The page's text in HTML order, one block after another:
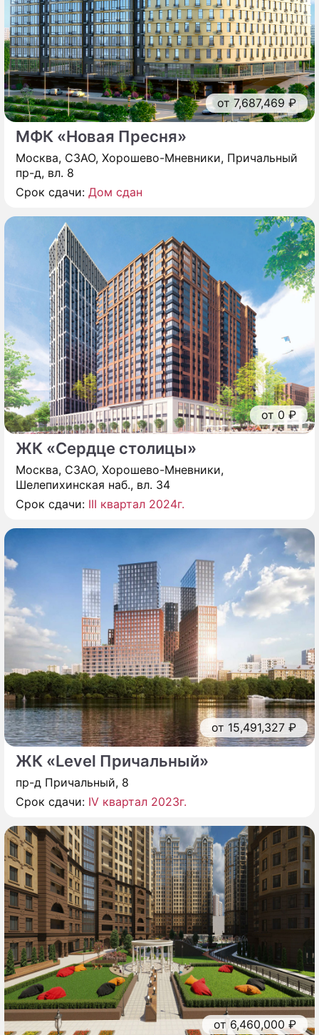
от 7,687,469 ₽
МФК «Новая Пресня»
Москва, СЗАО, Хорошево-Мневники, Причальный
пр-д, вл. 8
Срок сдачи: Дом сдан
от 0 ₽
ЖК «Сердце столицы»
Москва, СЗАО, Хорошево-Мневники,
Шелепихинская наб., вл. 34
Срок сдачи: III квартал 2024г.
от 15,491,327 ₽
ЖК «Level Причальный»
пр-д Причальный, 8
Срок сдачи: IV квартал 2023г.
от 6,460,000 ₽